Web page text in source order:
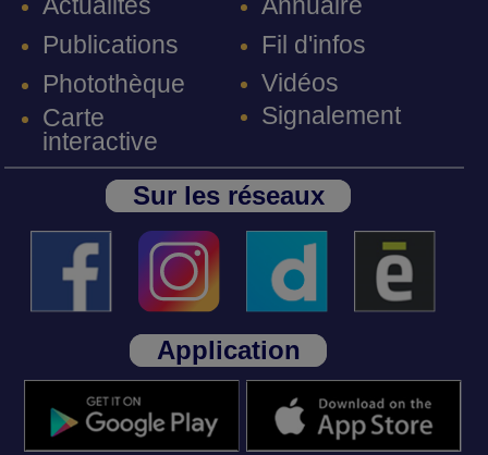
Publications
Photothèque
Carte
interactive
Fil d'infos
Vidéos
Signalement
Sur les réseaux
Application